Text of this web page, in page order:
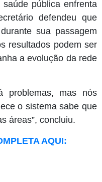
pública enfrenta
defendeu que
sua passagem
resultados podem ser
a evolução da rede
problemas, mas nós
o sistema sabe que
áreas”, concluiu.
AQUI: